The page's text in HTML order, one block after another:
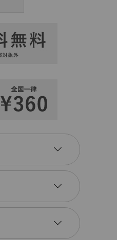
（フォグリネンワー
ょうか。